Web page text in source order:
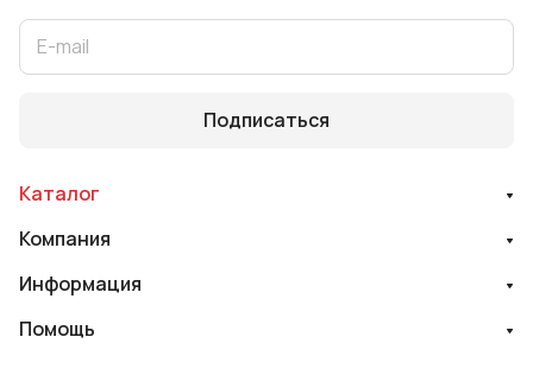
Подписаться
Каталог
Компания
Информация
Помощь